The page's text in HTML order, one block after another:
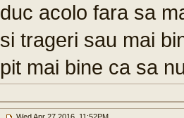
duc acolo fara sa
si trageri sau mai
pit mai bine ca sa